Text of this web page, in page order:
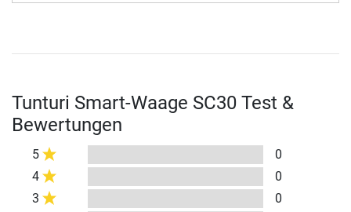
Tunturi Smart-Waage SC30 Test &
Bewertungen
5
0
4
0
3
0